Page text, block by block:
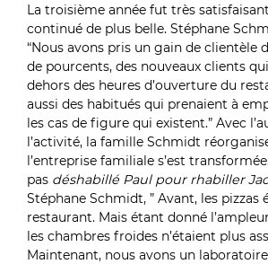
La troisième année fut très
continué de plus belle. Stéphane
“Nous avons pris un gain de clientèle
de pourcents, des nouveaux clients
dehors des heures d’ouverture du
aussi des habitués qui prenaient à
les cas de figure qui existent.” Avec
l’activité, la famille Schmidt
l’entreprise familiale s’est
pas déshabillé Paul pour rhabiller
Stéphane Schmidt, ” Avant, les pizzas
restaurant. Mais étant donné
les chambres froides n’étaient plus
Maintenant, nous avons un